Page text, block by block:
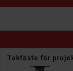
Takfäste för